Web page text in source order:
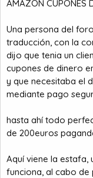
AMAZON CUPONES
Una persona del
traducción, con la
dijo que tenia un
cupones de dinero
y que necesitaba el
mediante pago
hasta ahí todo
de 200euros
Aquí viene la
funciona, al cabo